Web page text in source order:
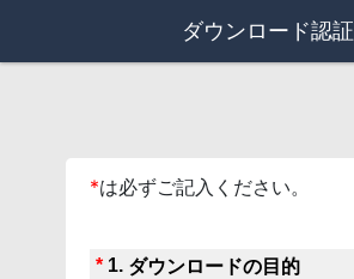
ダウンロード認証
*は必ずご記入ください。
* 1. ダウンロードの目的